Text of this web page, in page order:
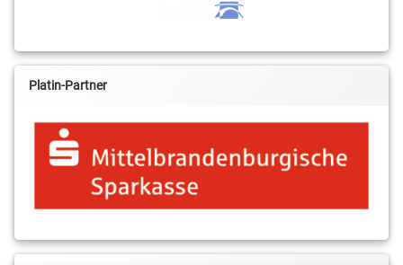
Platin-Partner